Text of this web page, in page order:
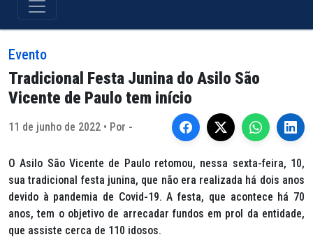
Evento
Tradicional Festa Junina do Asilo São
Vicente de Paulo tem início
11 de junho de 2022 • Por -
O Asilo São Vicente de Paulo retomou, nessa sexta-feira, 10,
sua tradicional festa junina, que não era realizada há dois anos
devido à pandemia de Covid-19. A festa, que acontece há 70
anos, tem o objetivo de arrecadar fundos em prol da entidade,
que assiste cerca de 110 idosos.